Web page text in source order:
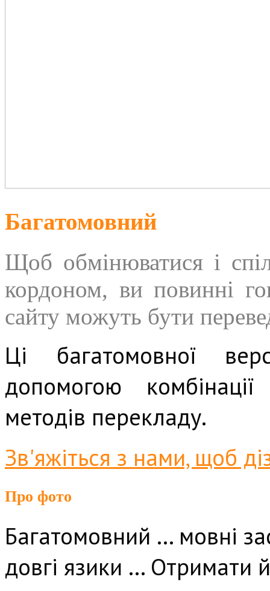
Багатомовний
Щоб обмінюватися і
кордоном, ви повинні
сайту можуть бути
Ці багатомовної
допомогою
методів перекладу.
Зв'яжіться з нами, щоб
Про фото
Багатомовний … мовні
довгі язики … Отримати